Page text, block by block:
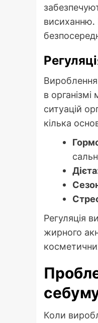
висиханню.
в
ситуацій
кілька
Регуляція
жирного
Коли